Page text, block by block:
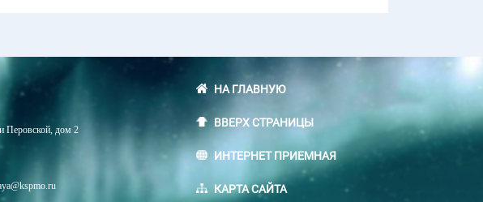
Перовской, дом 2
НА ГЛАВНУЮ
ВВЕРХ СТРАНИЦЫ
ИНТЕРНЕТ ПРИЕМНАЯ
КАРТА САЙТА